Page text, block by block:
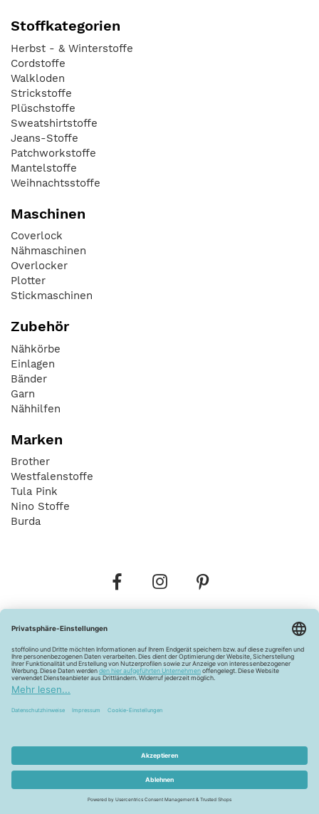
Stoffkategorien
Herbst - & Winterstoffe
Cordstoffe
Walkloden
Strickstoffe
Plüschstoffe
Sweatshirtstoffe
Jeans-Stoffe
Patchworkstoffe
Mantelstoffe
Weihnachtsstoffe
Maschinen
Coverlock
Nähmaschinen
Overlocker
Plotter
Stickmaschinen
Zubehör
Nähkörbe
Einlagen
Bänder
Garn
Nähhilfen
Marken
Brother
Westfalenstoffe
Tula Pink
Nino Stoffe
Burda
Widerrufsbelehrung Vertrag widerrufen
Barrierefreiheitserklärung
Pflegehinweise